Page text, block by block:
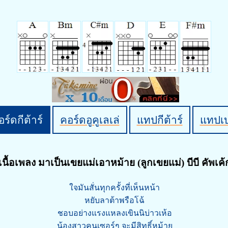
ร์ดกีต้าร์ คอร์ดอูคูเลเล่ แทปกีต้าร์ แทปเ
นื้อเพลง มาเป็นเขยแม่เอาหม้าย (ลูกเขยแม่) บีบี คัพเค้
ใจมันสั่นทุกครั้งที่เห็นหน้า
หยับลาต้าพรือโฉ้
ชอบอย่างแรงแหลงเขินนิบ่าวเห้อ
น้องสาวคนเซอร์ๆ จะมีสิทธิ์หม้าย